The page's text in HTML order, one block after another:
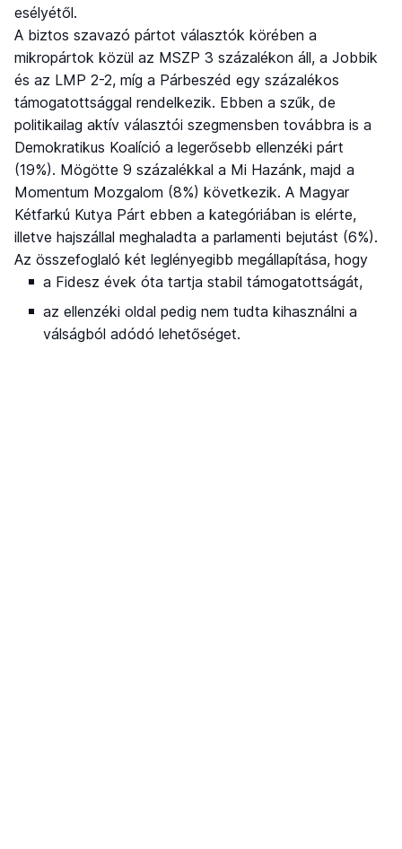
esélyétől.
A biztos szavazó pártot választók körében a
mikropártok közül az MSZP 3 százalékon áll, a Jobbik
és az LMP 2-2, míg a Párbeszéd egy százalékos
támogatottsággal rendelkezik. Ebben a szűk, de
politikailag aktív választói szegmensben továbbra is a
Demokratikus Koalíció a legerősebb ellenzéki párt
(19%). Mögötte 9 százalékkal a Mi Hazánk, majd a
Momentum Mozgalom (8%) következik. A Magyar
Kétfarkú Kutya Párt ebben a kategóriában is elérte,
illetve hajszállal meghaladta a parlamenti bejutást (6%).
Az összefoglaló két leglényegibb megállapítása, hogy
a Fidesz évek óta tartja stabil támogatottságát,
az ellenzéki oldal pedig nem tudta kihasználni a
válságból adódó lehetőséget.